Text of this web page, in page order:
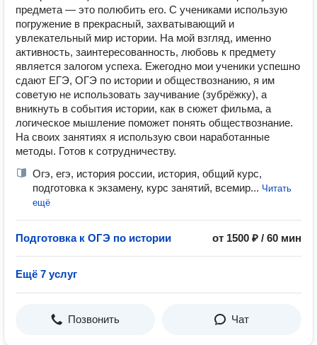
предмета — это полюбить его. С учениками использую
погружение в прекрасный, захватывающий и
увлекательный мир истории. На мой взгляд, именно
активность, заинтересованность, любовь к предмету
является залогом успеха. Ежегодно мои ученики успешно
сдают ЕГЭ, ОГЭ по истории и обществознанию, я им
советую не использовать заучивание (зубрёжку), а
вникнуть в события истории, как в сюжет фильма, а
логическое мышление поможет понять обществознание.
На своих занятиях я использую свои наработанные
методы. Готов к сотрудничеству.
Огэ, егэ, история россии, история, общий курс,
подготовка к экзамену, курс занятий, всемир... Читать
ещё
Подготовка к ОГЭ по истории от 1500 ₽ / 60 мин
Ещё 7 услуг
Позвонить Чат